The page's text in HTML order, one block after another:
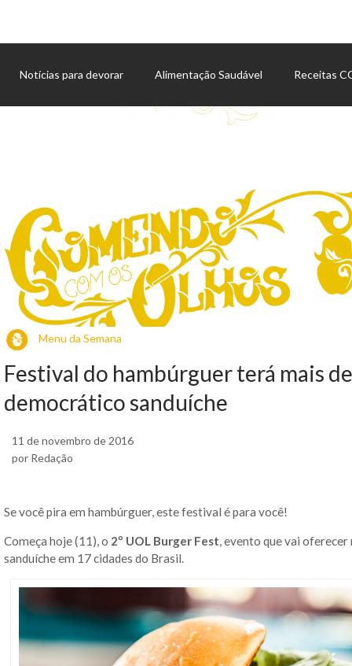
Notícias para devorar Alimentação Saudável Receitas
Menu da Semana
Festival do hambúrguer terá mais
democrático sanduíche
11 de novembro de 2016
por Redação
Se você pira em hambúrguer, este festival é para você!
Começa hoje (11), o 2º UOL Burger Fest, evento que vai
sanduíche em 17 cidades do Brasil.